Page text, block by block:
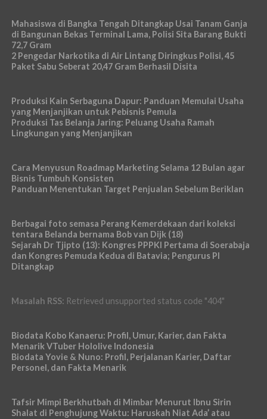
Mahasiswa di Bangka Tengah Ditangkap Usai Tanam Ganja
di Bangunan Bekas Terminal Lama, Polisi Sita Barang Bukti
72,7 Gram
2 Pengedar Narkotika di Air Lintang Diringkus Polisi, 45
Paket Sabu Seberat 20,47 Gram Berhasil Disita
Produksi Kain Serbaguna Dapur: Panduan Memulai Usaha
yang Menjanjikan untuk Pebisnis Pemula
Produksi Tas Belanja Jaring: Peluang Usaha Ramah
Lingkungan yang Menjanjikan
Cara Menyusun Roadmap Marketing Selama 12 Bulan agar
Bisnis Tumbuh Konsisten
Panduan Menentukan Target Penjualan Sebelum Beriklan
Berbagai foto semasa Perang Kemerdekaan dari koleksi
tentara Belanda bernama Bob van Dijk (18)
Sejarah Dr Tjipto (13): Kongres PPPKI Pertama di Soerabaja
dan Kongres Pemuda Kedua di Batavia; Pengurus PI
Ditangkap
Masalah RSS: Retrieved unsupported status code "404"
Biodata Kobo Kanaeru: Profil, Umur, Karier, dan Fakta
Menarik VTuber Hololive Indonesia
Biodata Yovie & Nuno: Profil, Perjalanan Karier, Daftar
Personel, dan Fakta Menarik
Tafsir Mimpi Berkhutbah di Mimbar Menurut Ibnu Sirin
Shalat di Penghujung Waktu: Haruskah Niat Ada’ atau